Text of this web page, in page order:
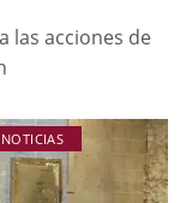
las acciones de